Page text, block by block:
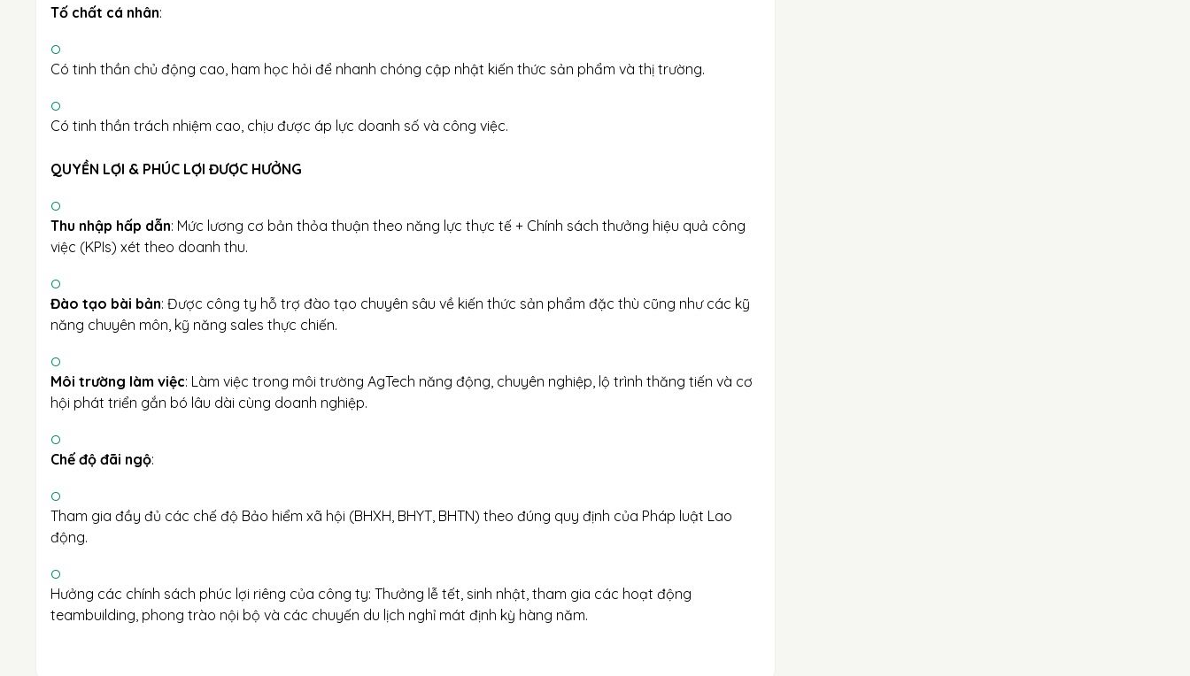
Tố chất cá nhân:
Có tinh thần chủ động cao, ham học hỏi để nhanh chóng cập nhật kiến thức sản phẩm và thị trường.
Có tinh thần trách nhiệm cao, chịu được áp lực doanh số và công việc.
QUYỀN LỢI & PHÚC LỢI ĐƯỢC HƯỞNG
Thu nhập hấp dẫn: Mức lương cơ bản thỏa thuận theo năng lực thực tế + Chính sách thưởng hiệu quả công
việc (KPIs) xét theo doanh thu.
Đào tạo bài bản: Được công ty hỗ trợ đào tạo chuyên sâu về kiến thức sản phẩm đặc thù cũng như các kỹ
năng chuyên môn, kỹ năng sales thực chiến.
Môi trường làm việc: Làm việc trong môi trường AgTech năng động, chuyên nghiệp, lộ trình thăng tiến và cơ
hội phát triển gắn bó lâu dài cùng doanh nghiệp.
Chế độ đãi ngộ:
Tham gia đầy đủ các chế độ Bảo hiểm xã hội (BHXH, BHYT, BHTN) theo đúng quy định của Pháp luật Lao
động.
Hưởng các chính sách phúc lợi riêng của công ty: Thưởng lễ tết, sinh nhật, tham gia các hoạt động
teambuilding, phong trào nội bộ và các chuyến du lịch nghỉ mát định kỳ hàng năm.